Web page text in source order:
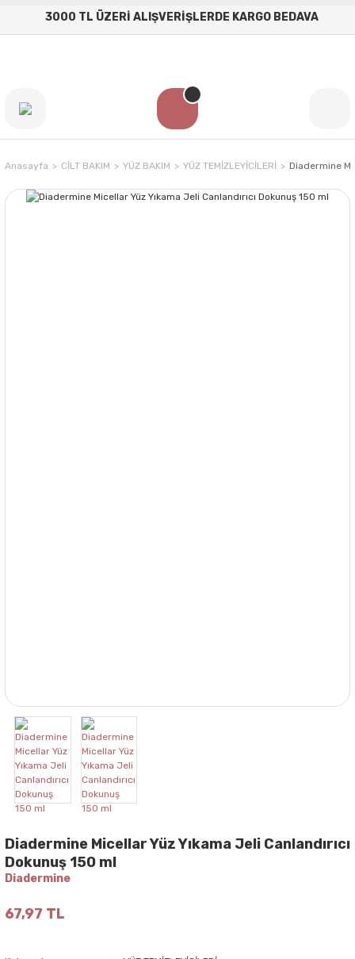
3000 TL ÜZERİ ALIŞVERİŞLERDE KARGO BEDAVA
Anasayfa CİLT BAKIM YÜZ BAKIM YÜZ TEMİZLEYİCİLERİ Diadermine
Diadermine Micellar Yüz Yıkama Jeli Canlandırıcı
Dokunuş 150 ml
Diadermine
67,97 TL